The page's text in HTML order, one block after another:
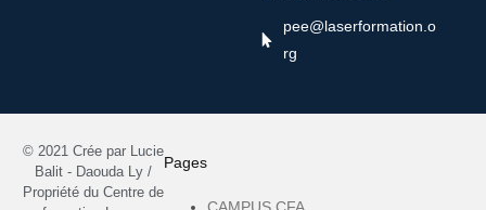
pee@laserformation.o
rg
© 2021 Crée par Lucie
Balit - Daouda Ly /
Propriété du Centre de
Pages
CAMPUS CFA